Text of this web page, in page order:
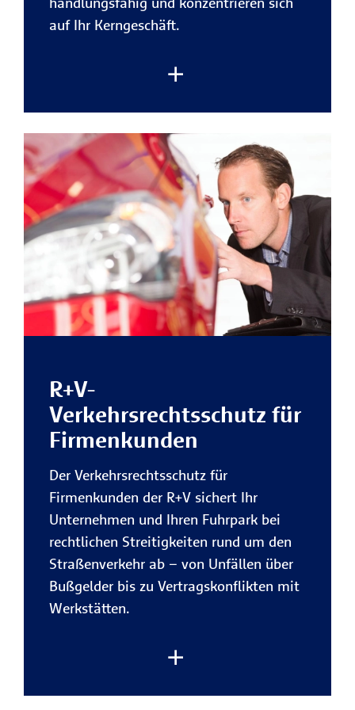
auf Ihr Kerngeschäft.
Rechtsstreitigkeiten gehören heute zum
Unternehmensalltag – ob mit
Geschäftspartnern, im Arbeitsrecht oder
gegenüber Behörden.
Schnelles Handeln
und
rechtliche Unterstützungsind dann
entscheidend. Mit der R+V-
Rechtsschutzversicherung gestalten Sie
Ihren Versicherungsschutz flexibel und
sichern Ihr Unternehmen sowie Ihre
Vorteile der R+V-
Rechtsschutzversicherung für
Firmenkunden:
Sicherheit bei rechtlichen
Konflikten im Geschäftsalltag
Mit der R+V erhalten Sie finanzielle
Rückendeckung, wenn es in
Vertragsangelegenheiten,
arbeitsrechtliche Streitigkeiten
Auseinandersetzungen um Ihre
R+V-
Verkehrsrechtsschutz für
Firmenkunden
Der Verkehrsrechtsschutz für
Firmenkunden der R+V sichert Ihr
Unternehmen und Ihren Fuhrpark bei
rechtlichen Streitigkeiten rund um den
Straßenverkehr ab – von Unfällen über
Bußgelder bis zu Vertragskonflikten mit
Werkstätten.